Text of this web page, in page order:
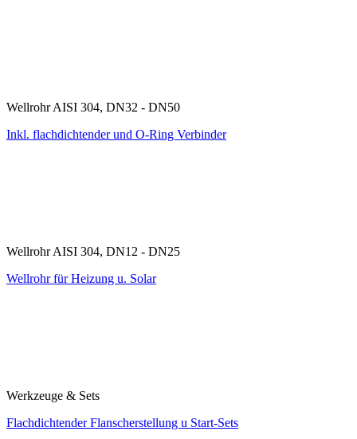
Wellrohr AISI 304, DN32 - DN50
Inkl. flachdichtender und O-Ring Verbinder
Wellrohr AISI 304, DN12 - DN25
Wellrohr für Heizung u. Solar
Werkzeuge & Sets
Flachdichtender Flanscherstellung u Start-Sets